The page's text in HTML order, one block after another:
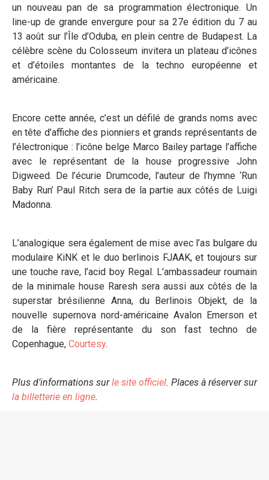
un nouveau pan de sa programmation électronique. Un
line-up de grande envergure pour sa 27e édition du 7 au
13 août sur l’Île d’Oduba, en plein centre de Budapest. La
célèbre scène du Colosseum invitera un plateau d’icônes
et d’étoiles montantes de la techno européenne et
américaine.
Encore cette année, c’est un défilé de grands noms avec
en tête d’affiche des pionniers et grands représentants de
l’électronique : l’icône belge Marco Bailey partage l’affiche
avec le représentant de la house progressive John
Digweed. De l’écurie Drumcode, l’auteur de l’hymne ‘Run
Baby Run’ Paul Ritch sera de la partie aux côtés de Luigi
Madonna.
L’analogique sera également de mise avec l’as bulgare du
modulaire KiNK et le duo berlinois FJAAK, et toujours sur
une touche rave, l’acid boy Regal. L’ambassadeur roumain
de la minimale house Raresh sera aussi aux côtés de la
superstar brésilienne Anna, du Berlinois Objekt, de la
nouvelle supernova nord-américaine Avalon Emerson et
de la fière représentante du son fast techno de
Copenhague, Courtesy.
Plus d’informations surle site officiel. Places à réserver sur
la billetterie en ligne.